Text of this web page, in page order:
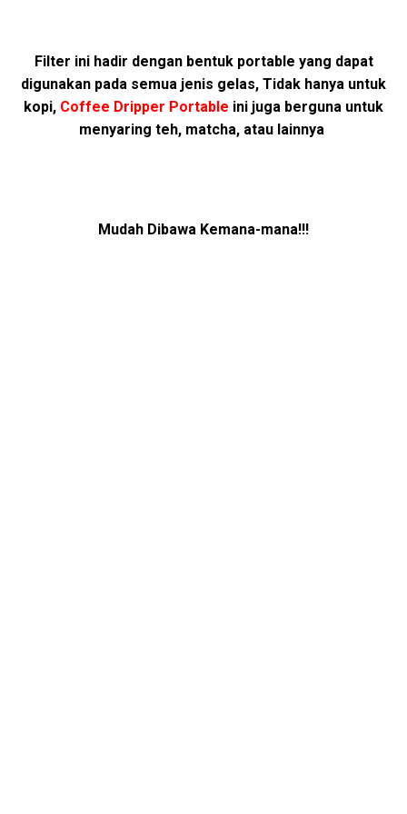
Filter ini hadir dengan bentuk portable yang dapat
digunakan pada semua jenis gelas, Tidak hanya untuk
kopi, Coffee Dripper Portable ini juga berguna untuk
menyaring teh, matcha, atau lainnya
Mudah Dibawa Kemana-mana!!!